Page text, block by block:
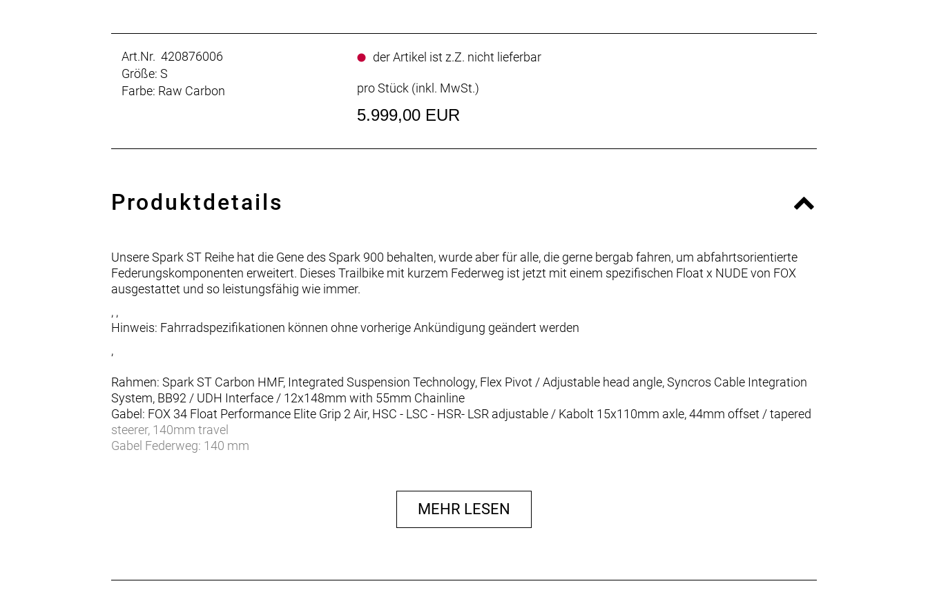
Art.Nr. 420876006
Größe: S
Farbe: Raw Carbon
der Artikel ist z.Z. nicht lieferbar
pro Stück (inkl. MwSt.)
5.999,00 EUR
Produktdetails
Unsere Spark ST Reihe hat die Gene des Spark 900 behalten, wurde aber für alle, die gerne bergab fahren, um abfahrtsorientierte
Federungskomponenten erweitert. Dieses Trailbike mit kurzem Federweg ist jetzt mit einem spezifischen Float x NUDE von FOX
ausgestattet und so leistungsfähig wie immer.
, ,
Hinweis: Fahrradspezifikationen können ohne vorherige Ankündigung geändert werden
,
Rahmen: Spark ST Carbon HMF, Integrated Suspension Technology, Flex Pivot / Adjustable head angle, Syncros Cable Integration
System, BB92 / UDH Interface / 12x148mm with 55mm Chainline
Gabel: FOX 34 Float Performance Elite Grip 2 Air, HSC - LSC - HSR- LSR adjustable / Kabolt 15x110mm axle, 44mm offset / tapered
steerer, 140mm travel
Gabel Federweg: 140 mm
Schaltwerk: SRAM GX Eagle AXS Transmission 12 Speed, Wireless Electronic Shift System
MEHR LESEN